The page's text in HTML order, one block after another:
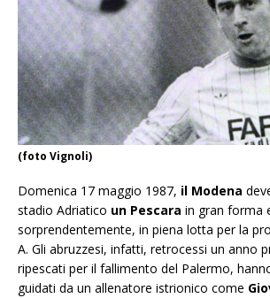
(foto Vignoli)
Domenica 17 maggio 1987, il Modena
stadio Adriatico un Pescara in gran forma
sorprendentemente, in piena lotta per la
A. Gli abruzzesi, infatti, retrocessi un anno
ripescati per il fallimento del Palermo,
guidati da un allenatore istrionico come